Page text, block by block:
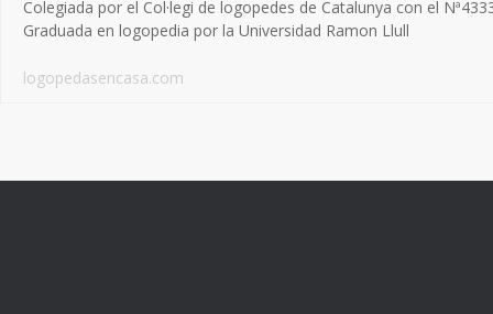
Colegiada por el Col·legi de logopedes de Catalunya con el
Graduada en logopedia por la Universidad Ramon Llull
logopedasencasa.com